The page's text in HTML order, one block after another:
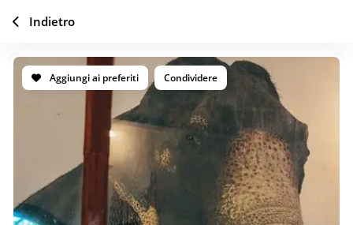
Aggiungi ai preferiti Condividere
Indietro